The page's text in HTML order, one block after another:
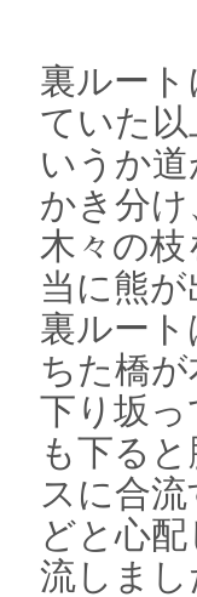
裏ルート
ていた
いうか
かき分
木々の
当に熊
裏ルー
ちた橋が
下り坂
も下る
スに合
どと心
流しまし